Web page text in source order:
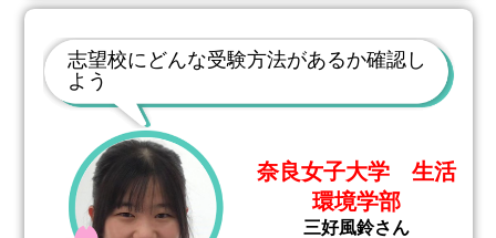
志望校にどんな受験方法があるか確認し
よう
奈良女子大学 生活
環境学部
三好風鈴さん